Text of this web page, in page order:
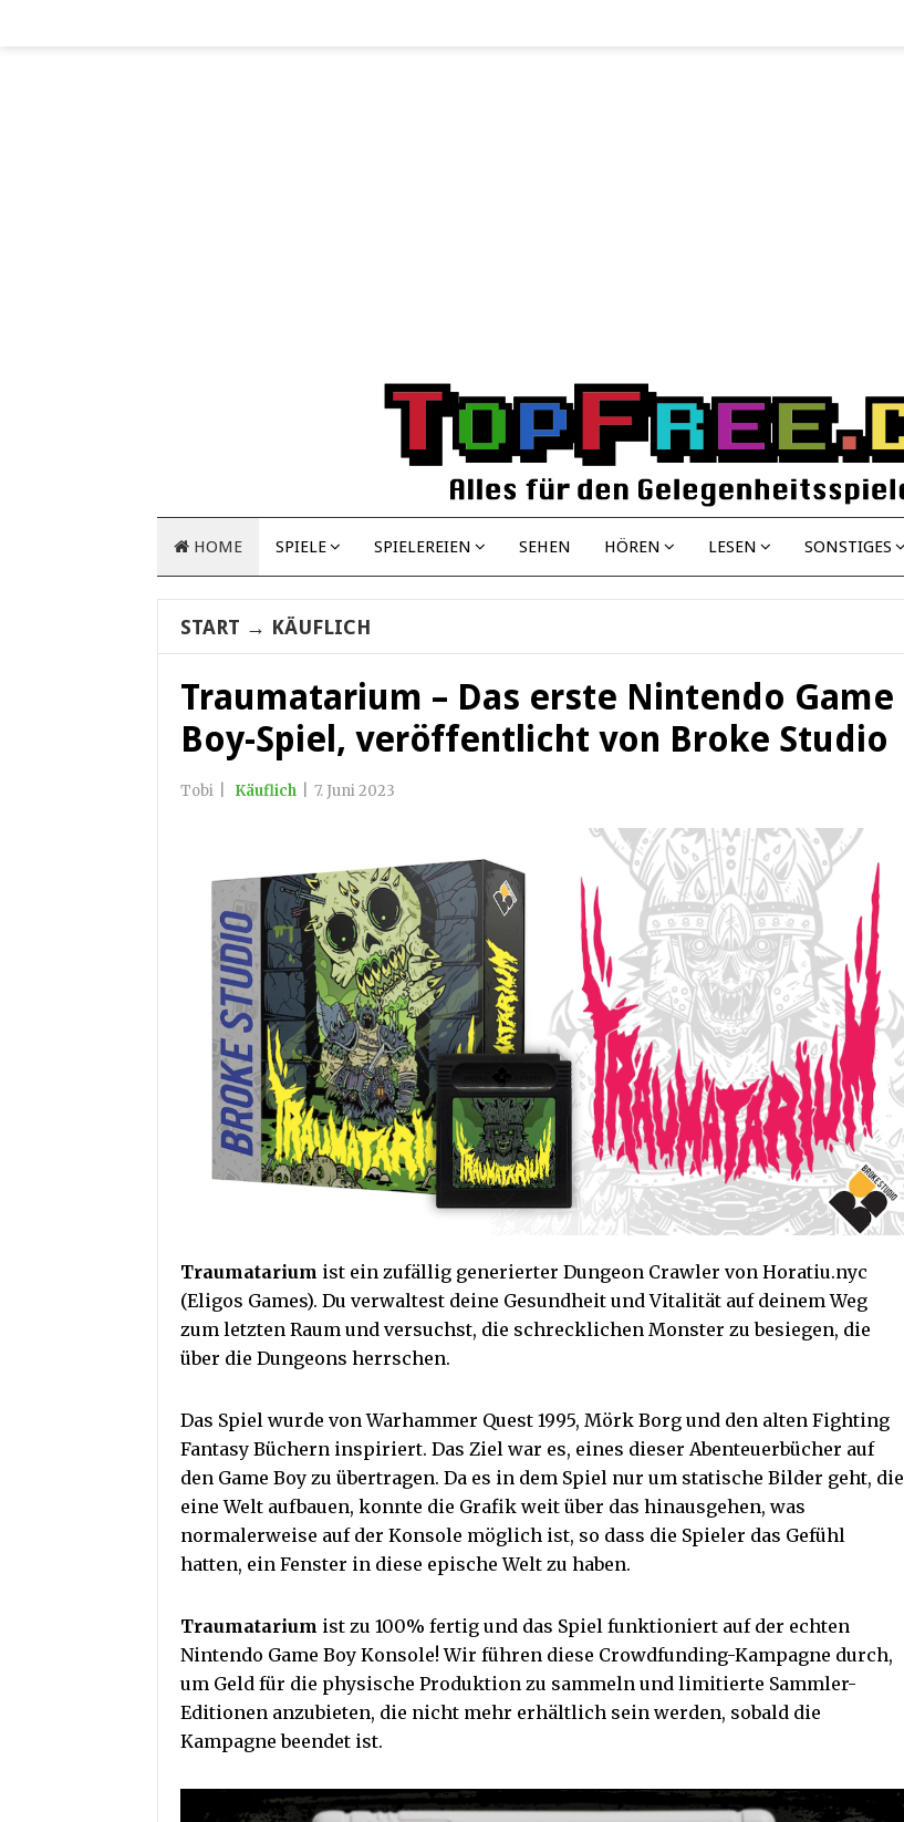
HOME SPIELE SPIELEREIEN SEHEN HÖREN LESEN SONSTIGES
START → KÄUFLICH
Traumatarium – Das erste Nintendo Game
Boy-Spiel, veröffentlicht von Broke Studio
Tobi Käuflich 7. Juni 2023
Traumatarium ist ein zufällig generierter Dungeon Crawler von Horatiu.nyc
(Eligos Games). Du verwaltest deine Gesundheit und Vitalität auf deinem Weg
zum letzten Raum und versuchst, die schrecklichen Monster zu besiegen, die
über die Dungeons herrschen.
Das Spiel wurde von Warhammer Quest 1995, Mörk Borg und den alten Fighting
Fantasy Büchern inspiriert. Das Ziel war es, eines dieser Abenteuerbücher auf
den Game Boy zu übertragen. Da es in dem Spiel nur um statische Bilder geht, die
eine Welt aufbauen, konnte die Grafik weit über das hinausgehen, was
normalerweise auf der Konsole möglich ist, so dass die Spieler das Gefühl
hatten, ein Fenster in diese epische Welt zu haben.
Traumatarium ist zu 100% fertig und das Spiel funktioniert auf der echten
Nintendo Game Boy Konsole! Wir führen diese Crowdfunding-Kampagne durch,
um Geld für die physische Produktion zu sammeln und limitierte Sammler-
Editionen anzubieten, die nicht mehr erhältlich sein werden, sobald die
Kampagne beendet ist.